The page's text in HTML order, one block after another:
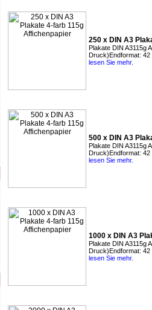
250 x DIN A3
Plakate DIN A3115g
Druck)Endformat:
lesen Sie mehr.
500 x DIN A3
Plakate DIN A3115g
Druck)Endformat:
lesen Sie mehr.
1000 x DIN A3
Plakate DIN A3115g
Druck)Endformat:
lesen Sie mehr.